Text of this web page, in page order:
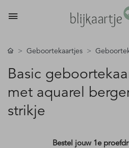
Geboortekaartjes
Basic
met aquarel
strikje
Bestel jouw 1e